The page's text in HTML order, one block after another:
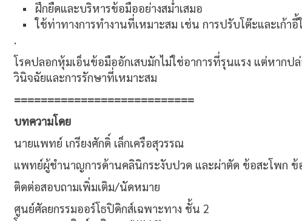
ฝึกยืดและบริหารข้อมืออย่างสม่ำเสมอ
ใช้ท่าทางการทำงานที่เหมาะสม เช่น การปรับโต๊ะและเก้า
.
โรคปลอกหุ้มเอ็นข้อมืออักเสบมักไม่ใช่อาการที่รุนแรง แต่หากป
วินิจฉัยและการรักษาที่เหมาะสม
===========================
บทความโดย
นายแพทย์ เกรียงศักดิ์ เล็กเครือสุวรรณ
แพทย์ผู้ชำนาญการด้านคลินิกระงับปวด และผ่าตัด ข้อสะโพก ข้
ติดต่อสอบถามเพิ่มเติม/นัดหมาย
ศูนย์ศัลยกรรมออร์โธปิดิกส์เฉพาะทาง ชั้น 2